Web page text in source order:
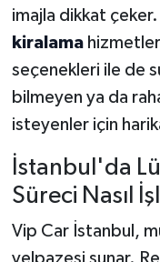
imajla dikkat çeker.
kiralama
seçenekleri ile de
bilmeyen ya da
isteyenler için
İstanbul'da
Süreci Nasıl
Vip Car İstanbul,